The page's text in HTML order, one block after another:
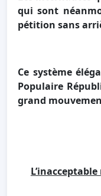
qui sont
pétition sans
Ce système
Populaire
grand